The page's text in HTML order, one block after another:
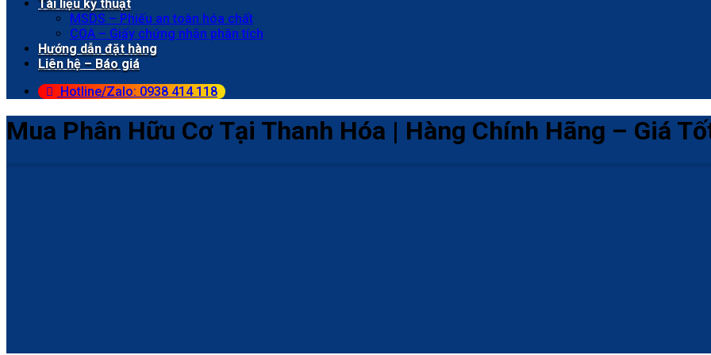
Tài liệu kỹ thuật
MSDS – Phiếu an toàn hóa chất
COA – Giấy chứng nhận phân tích
Hướng dẫn đặt hàng
Liên hệ – Báo giá
Hotline/Zalo: 0938 414 118
Mua Phân Hữu Cơ Tại Thanh Hóa | Hàng Chính Hãng – Giá